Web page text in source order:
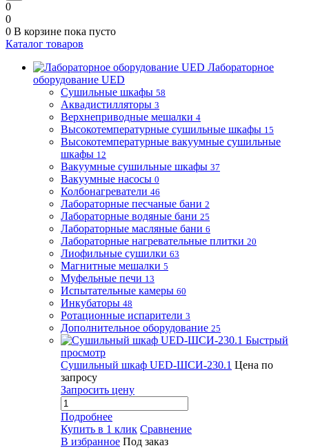
0
0
0 В корзине пока пусто
Каталог товаров
Лабораторное
оборудование UED
Сушильные шкафы 58
Аквадистилляторы 3
Верхнеприводные мешалки 4
Высокотемпературные сушильные шкафы 15
Высокотемпературные вакуумные сушильные
шкафы 12
Вакуумные сушильные шкафы 37
Вакуумные насосы 0
Колбонагреватели 46
Лабораторные песчаные бани 2
Лабораторные водяные бани 25
Лабораторные масляные бани 6
Лабораторные нагревательные плитки 20
Лиофильные сушилки 63
Магнитные мешалки 5
Муфельные печи 13
Испытательные камеры 60
Инкубаторы 48
Ротационные испарители 3
Дополнительное оборудование 25
Быстрый
просмотр
Сушильный шкаф UED-ШСИ-230.1 Цена по
запросу
Запросить цену
Подробнее
Купить в 1 клик Сравнение
В избранное Под заказ